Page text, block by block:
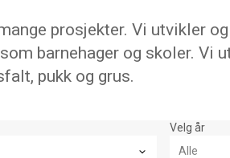
prosjekter. Vi utvikler
barnehager og skoler. Vi
pukk og grus.
Velg år